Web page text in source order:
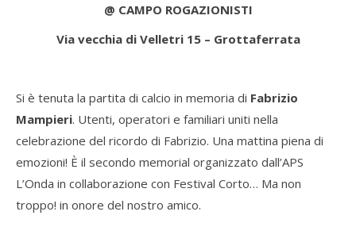
@ CAMPO ROGAZIONISTI
Via vecchia di Velletri 15 – Grottaferrata
Si è tenuta la partita di calcio in memoria di Fabrizio
Mampieri. Utenti, operatori e familiari uniti nella
celebrazione del ricordo di Fabrizio. Una mattina piena di
emozioni! È il secondo memorial organizzato dall’APS
L’Onda in collaborazione con Festival Corto… Ma non
troppo! in onore del nostro amico.